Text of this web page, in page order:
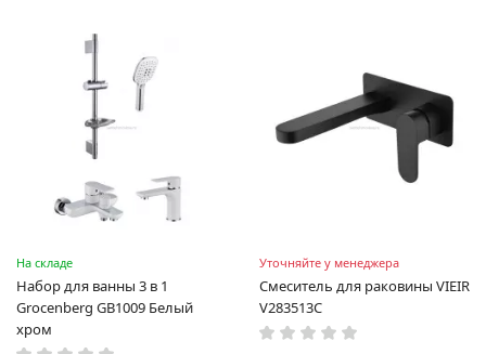
На складе
Набор для ванны 3 в 1
Grocenberg GB1009 Белый
хром
Уточняйте у менеджера
Смеситель для раковины VIEIR
V283513С